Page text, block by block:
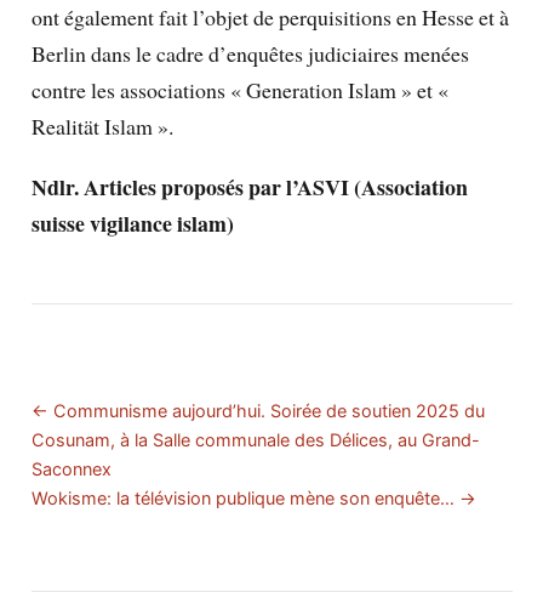
ont également fait l’objet de perquisitions en Hesse et à
Berlin dans le cadre d’enquêtes judiciaires menées
contre les associations « Generation Islam » et «
Realität Islam ».
Ndlr. Articles proposés par l’ASVI (Association
suisse vigilance islam)
← Communisme aujourd’hui. Soirée de soutien 2025 du
Cosunam, à la Salle communale des Délices, au Grand-
Saconnex
Wokisme: la télévision publique mène son enquête… →